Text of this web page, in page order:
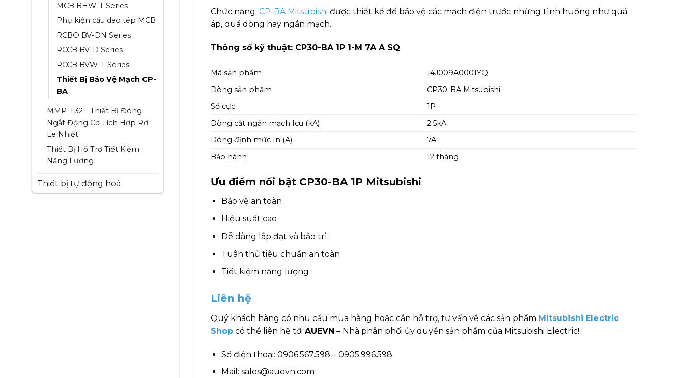
MCB BHW-T Series
Phụ kiện cầu dao tép MCB
RCBO BV-DN Series
RCCB BV-D Series
RCCB BVW-T Series
Thiết Bị Bảo Vệ Mạch CP-
BA
MMP-T32 - Thiết Bị Đóng
Ngắt Động Cơ Tích Hợp Rơ-
Le Nhiệt
Thiết Bị Hỗ Trợ Tiết Kiệm
Năng Lượng
Thiết bị tự động hoá
Chức năng: CP-BA Mitsubishi được thiết kế để bảo vệ các mạch điện trước những tình huống như quá
áp, quá dòng hay ngắn mạch.
Thông số kỹ thuật: CP30-BA 1P 1-M 7A A SQ
Mã sản phẩm
14J009A0001YQ
Dòng sản phẩm
CP30-BA Mitsubishi
Số cực
1P
Dòng cắt ngắn mạch Icu (kA)
2.5kA
Dòng định mức In (A)
7A
Bảo hành
12 tháng
Ưu điểm nổi bật CP30-BA 1P Mitsubishi
Bảo vệ an toàn
Hiệu suất cao
Dễ dàng lắp đặt và bảo trì
Tuân thủ tiêu chuẩn an toàn
Tiết kiệm năng lượng
Liên hệ
Quý khách hàng có nhu cầu mua hàng hoặc cần hỗ trợ, tư vấn về các sản phẩm Mitsubishi Electric
Shop có thể liên hệ tới AUEVN – Nhà phân phối ủy quyền sản phẩm của Mitsubishi Electric!
Số điện thoại: 0906.567.598 – 0905.996.598
Mail: sales@auevn.com